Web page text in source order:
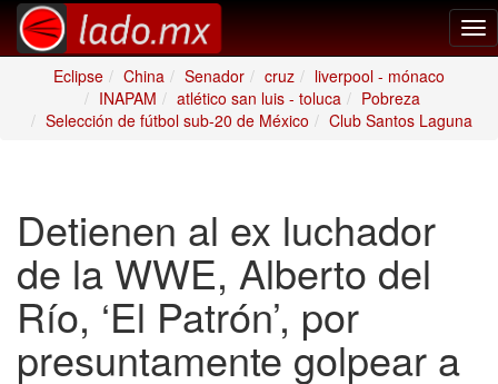
Eclipse
China Senador cruz
liverpool - mónaco
INAPAM
atlético san luis - toluca
Pobreza
Selección de fútbol sub-20 de México
Club Santos Laguna
Detienen al ex luchador
de la WWE, Alberto del
Río, ‘El Patrón’, por
presuntamente golpear a